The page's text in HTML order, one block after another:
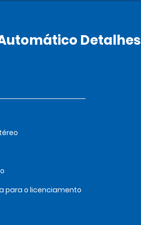
Detalhes
para o licenciamento